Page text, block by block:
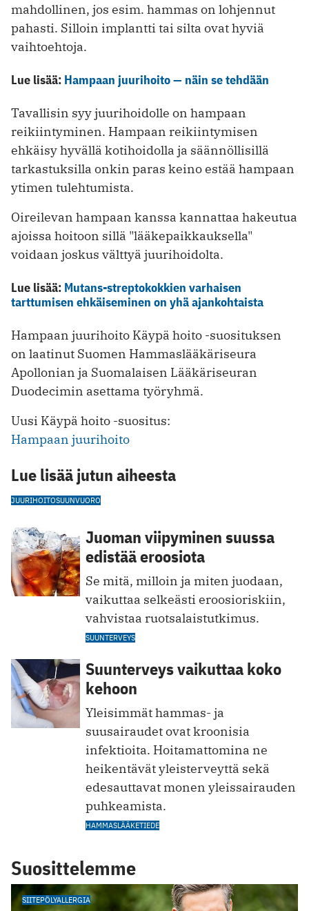
mahdollinen, jos esim. hammas on lohjennut
pahasti. Silloin implantti tai silta ovat hyviä
vaihtoehtoja.
Lue lisää: Hampaan juurihoito — näin se tehdään
Tavallisin syy juurihoidolle on hampaan
reikiintyminen. Hampaan reikiintymisen
ehkäisy hyvällä kotihoidolla ja säännöllisillä
tarkastuksilla onkin paras keino estää hampaan
ytimen tulehtumista.
Oireilevan hampaan kanssa kannattaa hakeutua
ajoissa hoitoon sillä "lääkepaikkauksella"
voidaan joskus välttyä juurihoidolta.
Lue lisää: Mutans-streptokokkien varhaisen
tarttumisen ehkäiseminen on yhä ajankohtaista
Hampaan juurihoito Käypä hoito -suosituksen
on laatinut Suomen Hammaslääkäriseura
Apollonian ja Suomalaisen Lääkäriseuran
Duodecimin asettama työryhmä.
Uusi Käypä hoito -suositus:
Hampaan juurihoito
Lue lisää jutun aiheesta
JUURIHOITOSUUNVUORO
Juoman viipyminen suussa
edistää eroosiota
Se mitä, milloin ja miten juodaan,
vaikuttaa selkeästi eroosioriskiin,
vahvistaa ruotsalaistutkimus.
SUUNTERVEYS
Suunterveys vaikuttaa koko
kehoon
Yleisimmät hammas- ja
suusairaudet ovat kroonisia
infektioita. Hoitamattomina ne
heikentävät yleisterveyttä sekä
edesauttavat monen yleissairauden
puhkeamista.
HAMMASLÄÄKETIEDE
Suosittelemme
SIITEPÖLYALLERGIA